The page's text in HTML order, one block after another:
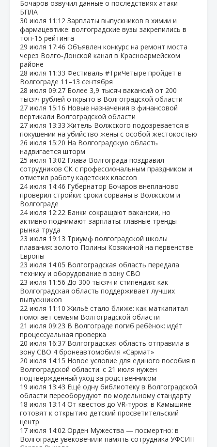
Бочаров озвучил данные о последствиях атаки
БПЛА
30 июля 11:12 Зарплаты выпускников в химии и
фармацевтике: волгоградские вузы закрепились в
топ‑15 рейтинга
29 июля 17:46 Объявлен конкурс на ремонт моста
через Волго‑Донской канал в Красноармейском
районе
28 июля 11:33 Фестиваль #ТриЧетыре пройдёт в
Волгограде 11–13 сентября
28 июля 09:27 Более 3,9 тысяч вакансий от 200
тысяч рублей открыто в Волгоградской области
27 июля 15:16 Новые назначения в финансовой
вертикали Волгоградской области
27 июля 13:33 Житель Волжского подозревается в
покушении на убийство жены с особой жестокостью
26 июля 15:20 На Волгоградскую область
надвигается шторм
25 июля 13:02 Глава Волгограда поздравил
сотрудников СК с профессиональным праздником и
отметил работу кадетских классов
24 июля 14:46 Губернатор Бочаров внепланово
проверил стройки: сроки сорваны в Волжском и
Волгограде
24 июля 12:22 Банки сокращают вакансии, но
активно поднимают зарплаты: главные тренды
рынка труда
23 июля 19:13 Триумф волгоградской школы
плавания: золото Полины Козякиной на первенстве
Европы
23 июля 14:05 Волгоградская область передала
технику и оборудование в зону СВО
23 июля 11:56 До 300 тысяч и стипендия: как
Волгоградская область поддерживает лучших
выпускников
22 июля 11:10 Жильё стало ближе: как маткапитал
помогает семьям Волгоградской области
21 июля 09:23 В Волгограде погиб ребёнок: идёт
процессуальная проверка
20 июля 16:37 Волгоградская область отправила в
зону СВО 4 бронеавтомобиля «Сармат»
20 июля 14:15 Новое условие для единого пособия в
Волгоградской области: с 21 июля нужен
подтверждённый уход за родственником
19 июля 13:43 Ещё одну библиотеку в Волгоградской
области переоборудуют по модельному стандарту
18 июля 13:14 От квестов до VR‑туров: в Камышине
готовят к открытию детский просветительский
центр
17 июля 14:02 Орден Мужества — посмертно: в
Волгограде увековечили память сотрудника УФСИН